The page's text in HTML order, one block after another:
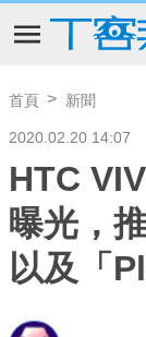
首頁 新聞
2020.02.20 14:07
HTC
曝光，
以及「